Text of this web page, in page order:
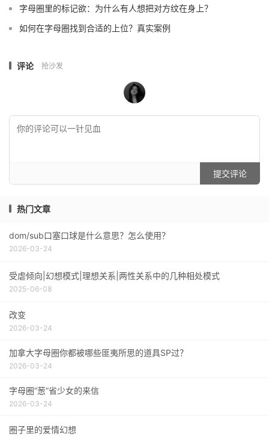
字母圈里的标记欲：为什么有人想把对方纹在身上？
如何在字母圈找到合适的上位？真实案例
评论 抢沙发
提交评论
热门文章
dom/sub口塞口球是什么意思？怎么使用？
2026-03-24
受虐倾向|幻想模式|理想关系|两性关系中的几种相处模式
2025-06-08
改变
2026-03-24
加拿大字母圈你都被哪些匪夷所思的道具SP过？
2026-03-24
字母圈“葱”省少女的来信
2026-03-24
圈子里的爱情幻想